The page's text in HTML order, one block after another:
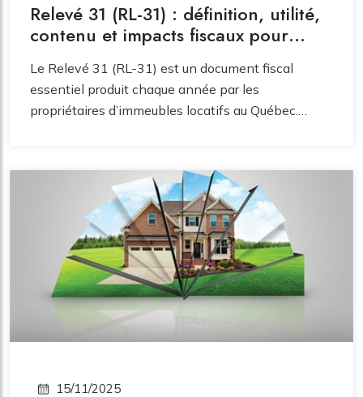
Relevé 31 (RL-31) : définition, utilité,
contenu et impacts fiscaux pour
Le Relevé 31 (RL-31) est un document fiscal
essentiel produit chaque année par les
propriétaires d’immeubles locatifs au Québec.
correctement le crédit d’impôt pour solidarité, une
aide financière importante pour de nombreux
ménages.
15/11/2025